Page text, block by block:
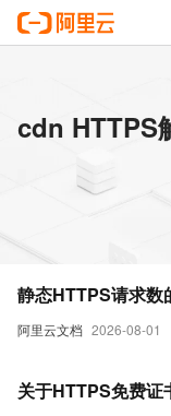
cdn HTTPS
阿里云文档 2026-08-01
静态HTTPS请求数
关于HTTPS免费证